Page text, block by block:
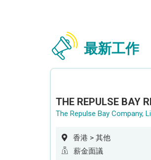
最新工作
香港 > 其他
薪金面議